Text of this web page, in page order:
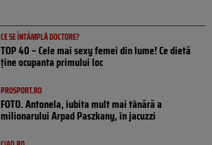
CE SE ÎNTÂMPLĂ DOCTORE?
TOP 40 – Cele mai sexy femei din lume! Ce dietă
ține ocupanta primului loc
PROSPORT.RO
FOTO. Antonela, iubita mult mai tânără a
milionarului Arpad Paszkany, în jacuzzi